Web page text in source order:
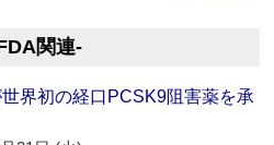
関連‐
界初の経口PCSK9阻害薬を承